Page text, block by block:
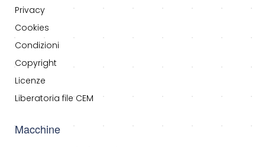
Privacy
Cookies
Condizioni
Copyright
Licenze
Liberatoria file CEM
Macchine